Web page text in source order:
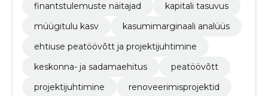
finantstulemuste näitajad
kapitali tasuvus
müügitulu kasv
kasumimarginaali analüüs
ehtiuse peatöövõtt ja projektijuhtimine
keskonna- ja sadamaehitus
peatöövõtt
projektijuhtimine
renoveerimisprojektid